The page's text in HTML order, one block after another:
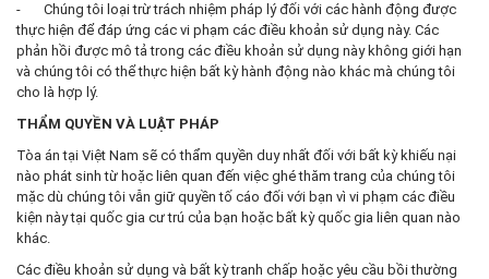
- Chúng tôi loại trừ trách nhiệm pháp lý đối với các hành động được
thực hiện để đáp ứng các vi phạm các điều khoản sử dụng này. Các
phản hồi được mô tả trong các điều khoản sử dụng này không giới hạn
và chúng tôi có thể thực hiện bất kỳ hành động nào khác mà chúng tôi
cho là hợp lý.
THẨM QUYỀN VÀ LUẬT PHÁP
Tòa án tại Việt Nam sẽ có thẩm quyền duy nhất đối với bất kỳ khiếu nại
nào phát sinh từ hoặc liên quan đến việc ghé thăm trang của chúng tôi
mặc dù chúng tôi vẫn giữ quyền tố cáo đối với bạn vì vi phạm các điều
kiện này tại quốc gia cư trú của bạn hoặc bất kỳ quốc gia liên quan nào
khác.
Các điều khoản sử dụng và bất kỳ tranh chấp hoặc yêu cầu bồi thường